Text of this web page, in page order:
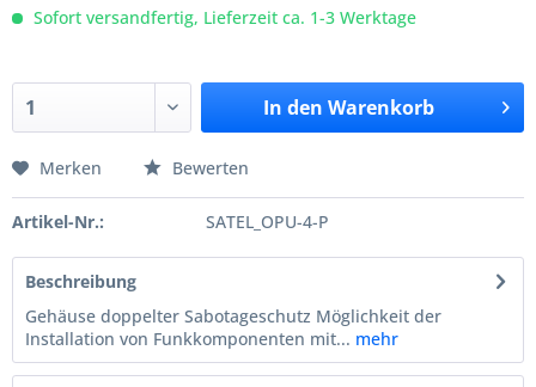
Sofort versandfertig, Lieferzeit ca. 1-3 Werktage
In den Warenkorb
Merken Bewerten
Artikel-Nr.: SATEL_OPU-4-P
Beschreibung
Gehäuse doppelter Sabotageschutz Möglichkeit der
Installation von Funkkomponenten mit... mehr